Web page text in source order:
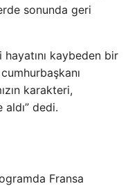
sonunda geri
kaybeden bir
karakteri,
dedi.
Fransa